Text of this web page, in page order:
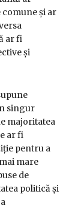
și ar
ar fi
și
singur
majoritatea
ar fi
pentru a
mare
de
politică și